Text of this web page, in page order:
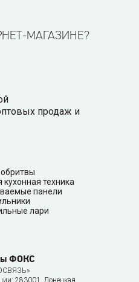
МАГАЗИНЕ?
продаж и
кухонная техника
панели
лари
ФОКС
283001, Донецкая